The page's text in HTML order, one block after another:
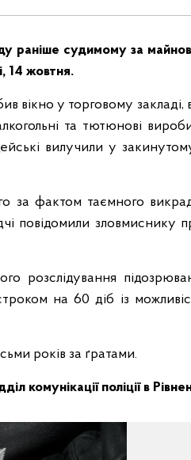
раніше судимому за
14 жовтня.
вікно у торговому закладі,
та тютюнові
вилучили у
за фактом таємного
повідомили зловмиснику
розслідування
на 60 діб із
років за ґратами.
комунікації поліції в